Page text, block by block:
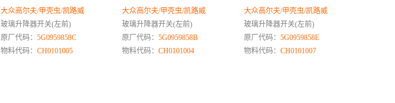
大众高尔夫/甲壳虫/凯路威
玻璃升降器开关(左前)
原厂代码： 5G0959858C
物料代码： CH0101005
大众高尔夫/甲壳虫/凯路威
玻璃升降器开关(左前)
原厂代码：5G0959858B
物料代码：CH0101004
大众高尔夫/甲壳虫/凯路威
玻璃升降器开关(左前)
原厂代码：5G0959858E
物料代码：CH0101007